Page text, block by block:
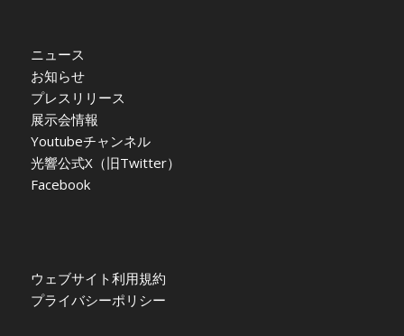
ニュース
お知らせ
プレスリリース
展示会情報
Youtubeチャンネル
光響公式X（旧Twitter）
Facebook
ウェブサイト利用規約
プライバシーポリシー